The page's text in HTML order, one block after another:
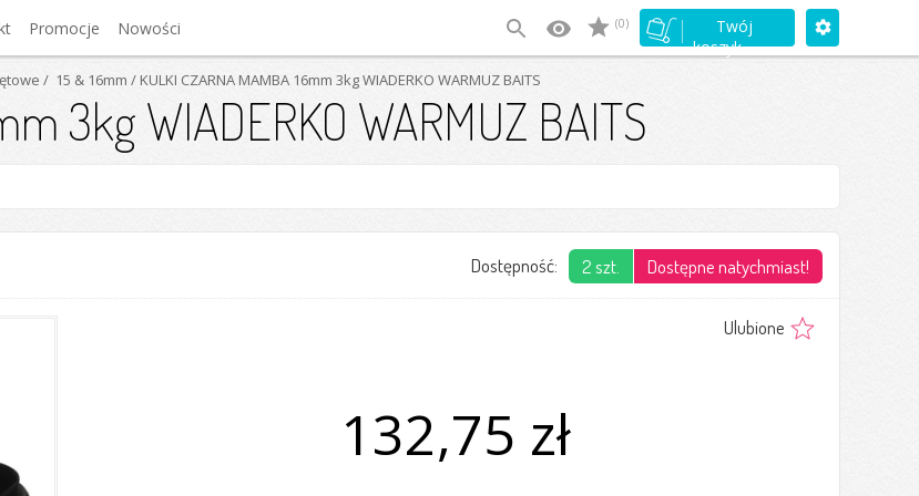
Promocje Nowości (0)
Twój
koszyk
/ 15 & 16mm / KULKI CZARNA MAMBA 16mm 3kg WIADERKO WARMUZ BAITS
3kg WIADERKO WARMUZ BAITS
Dostępność: 2 szt. Dostępne natychmiast!
Ulubione
132,75 zł